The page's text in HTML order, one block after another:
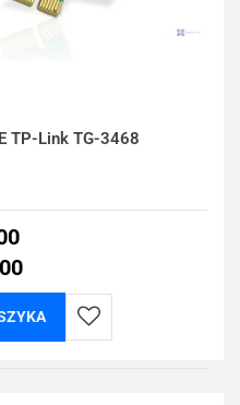
TP-Link TG-3468
Do